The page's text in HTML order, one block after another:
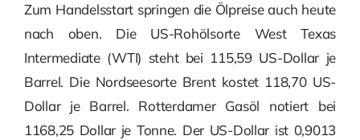
Zum Handelsstart springen die Ölpreise auch heute
nach oben. Die US-Rohölsorte West Texas
Intermediate (WTI) steht bei 115,59 US-Dollar je
Barrel. Die Nordseesorte Brent kostet 118,70 US-
Dollar je Barrel. Rotterdamer Gasöl notiert bei
1168,25 Dollar je Tonne. Der US-Dollar ist 0,9013